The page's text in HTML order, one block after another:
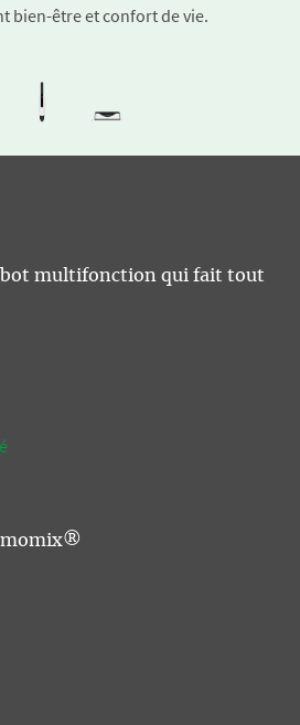
bien-être et confort de vie.
multifonction qui fait tout